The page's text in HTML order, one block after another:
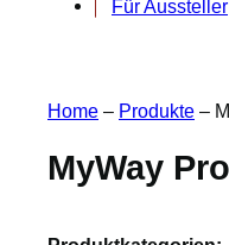
Für Aussteller
Home – Produkte –
MyWay Pro